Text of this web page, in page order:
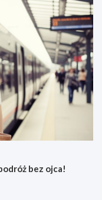
bez ojca!